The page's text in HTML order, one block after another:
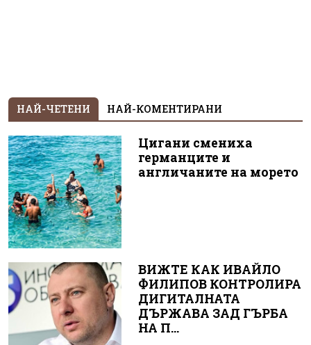
НАЙ-ЧЕТЕНИ НАЙ-КОМЕНТИРАНИ
Цигани смениха
германците и
англичаните на морето
ВИЖТЕ КАК ИВАЙЛО
ФИЛИПОВ КОНТРОЛИРА
ДИГИТАЛНАТА
ДЪРЖАВА ЗАД ГЪРБА
НА П...